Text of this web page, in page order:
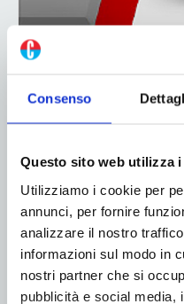
Consenso
Questo sito web utilizza
Utilizziamo i cookie per
annunci, per fornire
analizzare il nostro
informazioni sul modo in
nostri partner che si
pubblicità e social media,